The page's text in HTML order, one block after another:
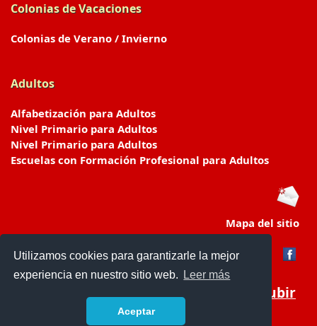
Utilizamos cookies para garantizarle la mejor
experiencia en nuestro sitio web.
Leer más
Aceptar
Colonias de Vacaciones
Colonias de Verano / Invierno
Adultos
Alfabetización para Adultos
Nivel Primario para Adultos
Nivel Primario para Adultos
Escuelas con Formación Profesional para Adultos
Mapa del sitio
Subir